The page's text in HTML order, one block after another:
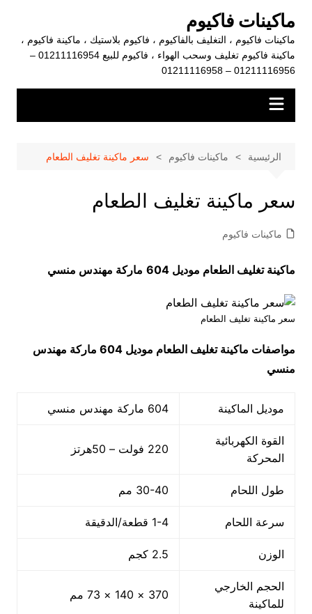
المحتوى
ماكينات فاكيوم
ماكينات فاكيوم ، التغليف بالفاكيوم ، فاكيوم بلاستيك ، ماكينة فاكيوم ،
ماكينة فاكيوم تغليف وسحب الهواء ، فاكيوم للبيع 01211116954 –
01211116956 – 01211116958
الرئيسية ماكينات فاكيوم سعر ماكينة تغليف الطعام
سعر ماكينة تغليف الطعام
ماكينات فاكيوم
ماكينة تغليف الطعام موديل 604 ماركة مهندس منسي
سعر ماكينة تغليف الطعام
مواصفات ماكينة تغليف الطعام موديل 604
ماركة مهندس
منسي
موديل الماكينة 604 ماركة مهندس منسي
القوة الكهربائية
المحركة
220 فولت – 50هرتز
طول اللحام 30-40 مم
سرعة اللحام 1-4 قطعة/الدقيقة
الوزن 2.5 كجم
الحجم الخارجي
للماكينة
370 × 140 × 73 مم